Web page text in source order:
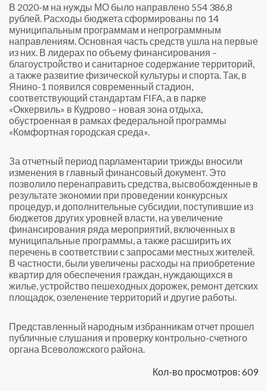
В 2020-м на нужды МО было направлено 554 386,8
рублей. Расходы бюджета сформированы по 14
муниципальным программам и непрограммным
направлениям. Основная часть средств ушла на первые
из них. В лидерах по объему финансирования –
благоустройство и санитарное содержание территорий,
а также развитие физической культуры и спорта. Так, в
Янино-1 появился современный стадион,
соответствующий стандартам FIFA, а в парке
«Оккервиль» в Кудрово – новая зона отдыха,
обустроенная в рамках федеральной программы
«Комфортная городская среда».
За отчетный период парламентарии трижды вносили
изменения в главный финансовый документ. Это
позволило перенаправить средства, высвобожденные в
результате экономии при проведении конкурсных
процедур, и дополнительные субсидии, поступившие из
бюджетов других уровней власти, на увеличение
финансирования ряда мероприятий, включенных в
муниципальные программы, а также расширить их
перечень в соответствии с запросами местных жителей.
В частности, были увеличены расходы на приобретение
квартир для обеспечения граждан, нуждающихся в
жилье, устройство пешеходных дорожек, ремонт детских
площадок, озеленение территорий и другие работы.
Представленный народным избранникам отчет прошел
публичные слушания и проверку контрольно-счетного
органа Всеволожского района.
Кол-во просмотров: 609